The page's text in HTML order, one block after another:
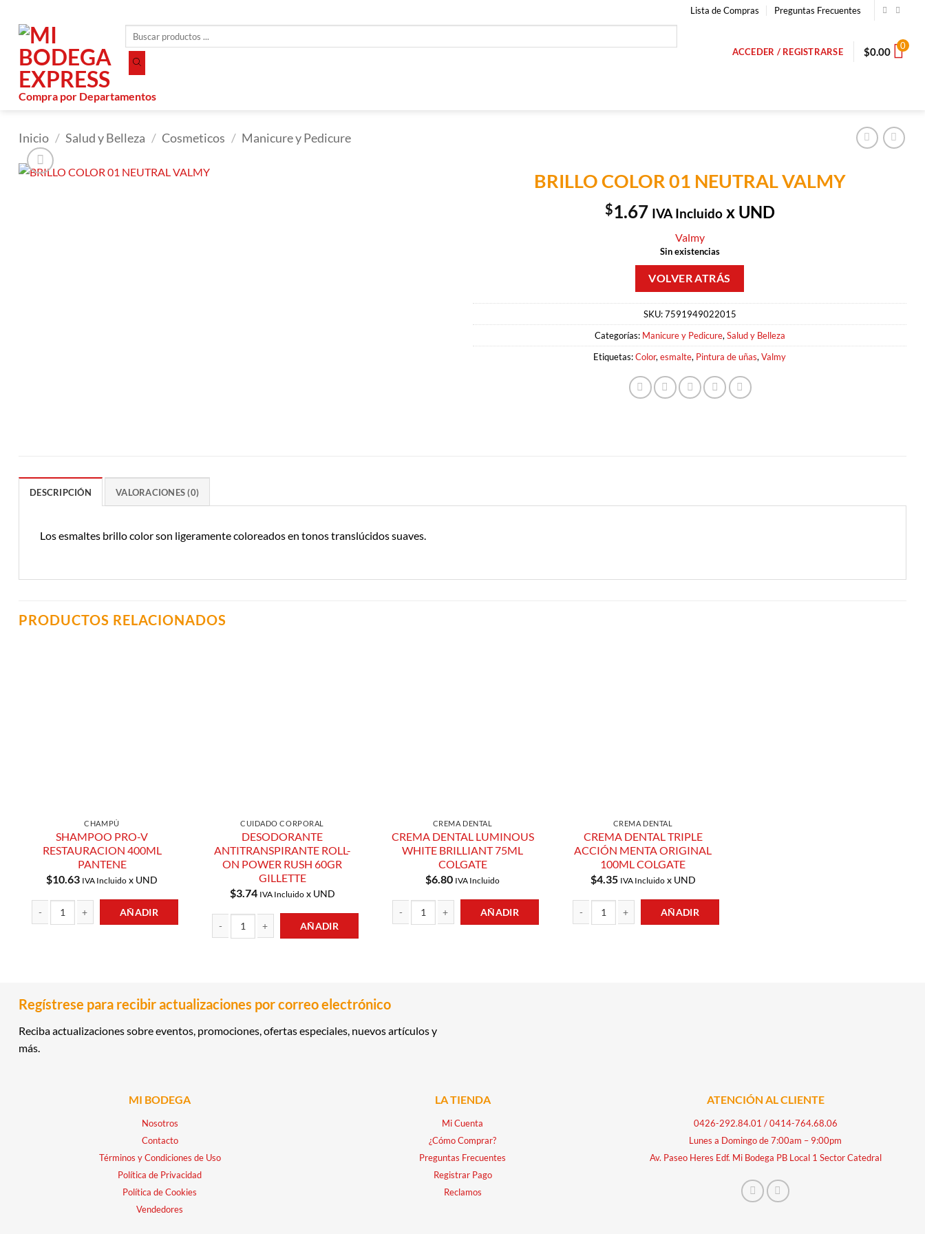
contenido
Lista de Compras Preguntas Frecuentes
productos
ACCEDER / REGISTRARSE $0.00 0
Compra por Departamentos
Inicio / Salud y Belleza / Cosmeticos / Manicure y Pedicure
BRILLO COLOR 01 NEUTRAL VALMY
$1.67 IVA Incluidox UND
Valmy
Sin existencias
SKU:7591949022015
Categorías: Manicure y Pedicure, Salud y Belleza
Etiquetas:Color, esmalte, Pintura de uñas, Valmy
DESCRIPCIÓN VALORACIONES (0)
Los esmaltes brillo color son ligeramente coloreados en tonos translúcidos suaves.
PRODUCTOS RELACIONADOS
CHAMPÚ
SHAMPOO PRO-V
RESTAURACION 400ML
PANTENE
$10.63 IVA Incluido x UND
SHAMPOO PRO-V RESTAURACION 400ML PANTENE cantidad
AÑADIR
CUIDADO CORPORAL
DESODORANTE
ANTITRANSPIRANTE ROLL-
ON POWER RUSH 60GR
GILLETTE
$3.74 IVA Incluidox UND
AÑADIR
CREMA DENTAL
CREMA DENTAL LUMINOUS
WHITE BRILLIANT 75ML
COLGATE
$6.80 IVA Incluido
AÑADIR
CREMA DENTAL
CREMA DENTAL TRIPLE
ACCIÓN MENTA ORIGINAL
100ML COLGATE
$4.35 IVA Incluidox UND
AÑADIR
Regístrese para recibir actualizaciones por correo electrónico
Reciba actualizaciones sobre eventos, promociones, ofertas especiales, nuevos artículos y
más.
MI BODEGA
Nosotros
Contacto
Términos y Condiciones de Uso
Política de Privacidad
Política de Cookies
Vendedores
LA TIENDA
Mi Cuenta
¿Cómo Comprar?
Preguntas Frecuentes
Registrar Pago
Reclamos
ATENCIÓN AL CLIENTE
0426-292.84.01 /0414-764.68.06
Lunes a Domingo de 7:00am – 9:00pm
Av. Paseo Heres Edf. Mi Bodega PB Local 1 Sector Catedral